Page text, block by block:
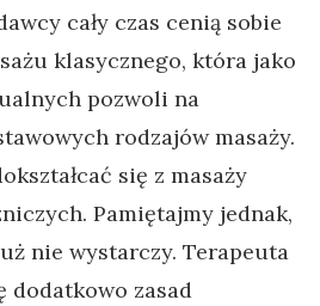
cały czas cenią sobie
klasycznego, która jako
pozwoli na
rodzajów masaży.
się z masaży
Pamiętajmy jednak,
nie wystarczy. Terapeuta
dodatkowo zasad